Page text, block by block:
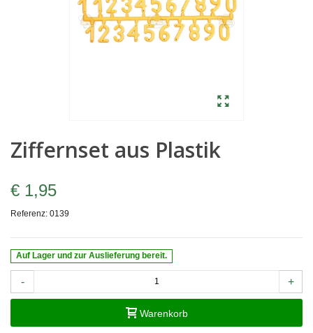
Ziffernset aus Plastik
€ 1,95
Referenz: 0139
Auf Lager und zur Auslieferung bereit.
- +
Warenkorb